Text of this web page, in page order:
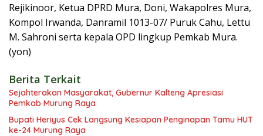
Rejikinoor, Ketua DPRD Mura, Doni, Wakapolres Mura,
Kompol Irwanda, Danramil 1013-07/ Puruk Cahu, Lettu
M. Sahroni serta kepala OPD lingkup Pemkab Mura.
(yon)
Berita Terkait
Sejahterakan Masyarakat, Gubernur Kalteng Apresiasi
Pemkab Murung Raya
Bupati Heriyus Cek Langsung Kesiapan Penginapan Tamu HUT
ke-24 Murung Raya